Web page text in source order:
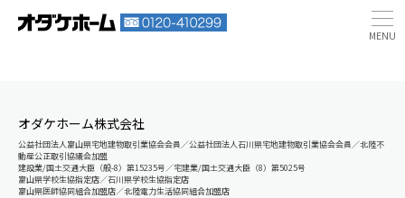
オダケホーム株式会社
公益社団法人富山県宅地建物取引業協会会員／公益社団法人石川県宅地建物取引業協会会員／北陸不
動産公正取引協議会加盟
建設業/国土交通大臣（般-8）第15235号／宅建業/国土交通大臣（8）第5025号
富山県学校生協指定店／石川県学校生協指定店
富山県医師協同組合加盟店／北陸電力生活協同組合加盟店